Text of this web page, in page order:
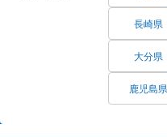
長崎県
大分県
鹿児島県